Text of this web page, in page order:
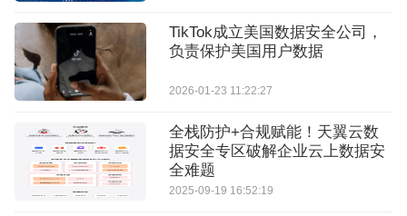
TikTok成立美国数据安全公司，
负责保护美国用户数据
2026-01-23 11:22:27
全栈防护+合规赋能！天翼云数
据安全专区破解企业云上数据安
全难题
2025-09-19 16:52:19